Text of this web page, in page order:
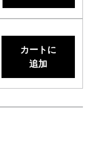
カートに
追加